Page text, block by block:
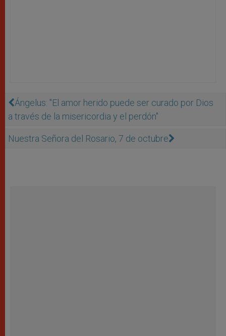
Ángelus: "El amor herido puede ser curado por Dios
a través de la misericordia y el perdón"
Nuestra Señora del Rosario, 7 de octubre